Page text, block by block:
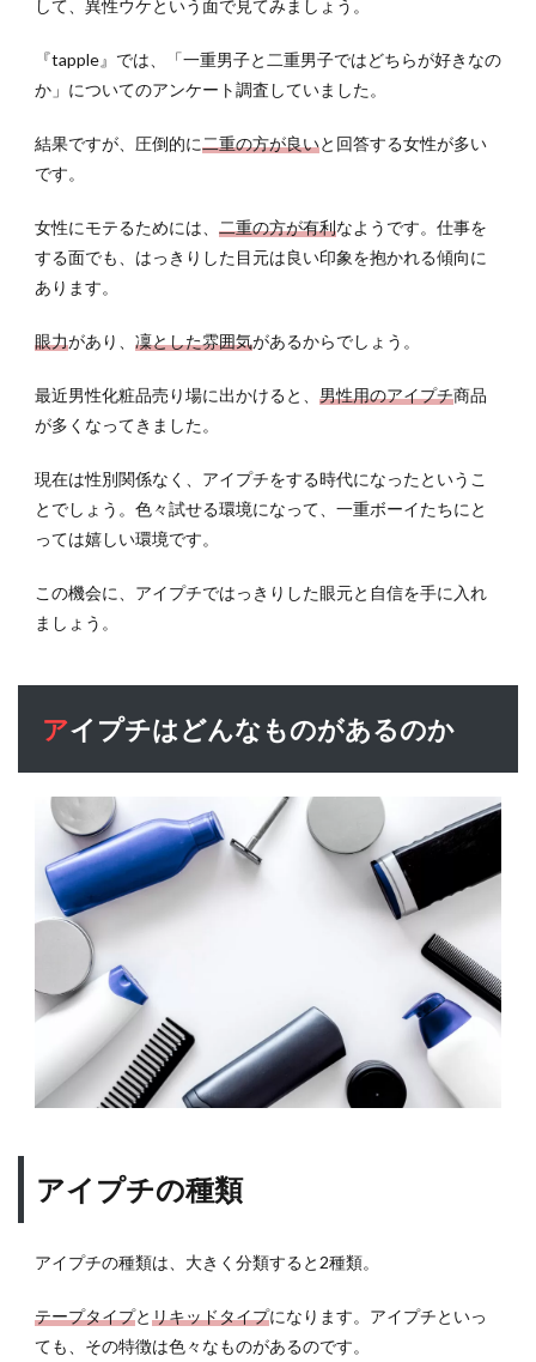
2.1
プチ
の種
ンジ
でき
るテ
タイ
プ
2.3
初め
人は
リキ
ッド
タイ
オス
スメ
タイ
は？
ピッ
タリ
なア
イプ
チ選
法
2.5
がす
るア
イプ
チと
との
違い
男の
プチ
やり
して、異性ウケという面で見てみましょう。
『tapple』では、「一重男子と二重男子ではどちらが好きなの
か」についてのアンケート調査していました。
結果ですが、圧倒的に二重の方が良いと回答する女性が多い
です。
女性にモテるためには、 二重の方が有利なようです。仕事を
する面でも、はっきりした目元は良い印象を抱かれる傾向に
あります。
眼力があり、 凜とした雰囲気があるからでしょう。
最近男性化粧品売り場に出かけると、 男性用のアイプチ商品
が多くなってきました。
現在は性別関係なく、アイプチをする時代になったというこ
とでしょう。色々試せる環境になって、一重ボーイたちにと
っては嬉しい環境です。
この機会に、アイプチではっきりした眼元と自信を手に入れ
ましょう。
アイプチはどんなものがあるのか
アイプチの種類
アイプチの種類は、大きく分類すると2種類。
テープタイプとリキッドタイプになります。アイプチといっ
ても、その特徴は色々なものがあるのです。